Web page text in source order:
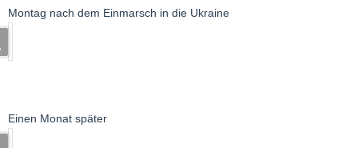
Montag nach dem Einmarsch in die Ukraine
Einen Monat später